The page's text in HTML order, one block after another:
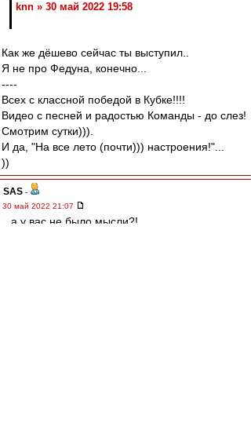
knn » 30 май 2022 19:58
Как же дёшево сейчас ты выступил..
Я не про Федуна, конечно...
----
Всех с классной победой в Кубке!!!!
Видео с песней и радостью Команды - до слез!
Смотрим сутки))).
И да, "На все лето (почти))) настроения!"...
))
SAS -
30 май 2022 21:07
...а у вас не было мысли?!,